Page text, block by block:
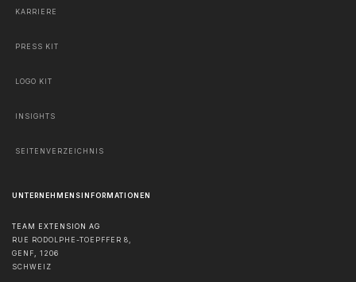
KARRIERE
PRESS KIT
LOGO KIT
INSIGHTS
SEITENVERZEICHNIS
UNTERNEHMENSINFORMATIONEN
TEAM EXTENSION AG
RUE RODOLPHE-TOEPFFER 8,
GENF, 1206
SCHWEIZ